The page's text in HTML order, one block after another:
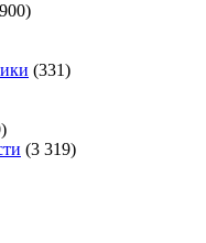
(331)
(3 319)